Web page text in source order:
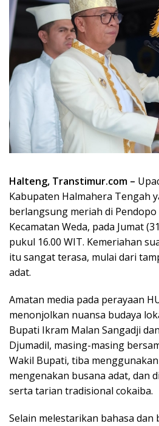
Halteng, Transtimur.com –
Kabupaten Halmahera Tengah
berlangsung meriah di Pendopo
Kecamatan Weda, pada Jumat
pukul 16.00 WIT. Kemeriahan
itu sangat terasa, mulai dari
adat.
Amatan media pada perayaan
menonjolkan nuansa budaya
Bupati Ikram Malan Sangadji
Djumadil, masing-masing
Wakil Bupati, tiba
mengenakan busana adat, dan
serta tarian tradisional cokaiba.
Selain melestarikan bahasa dan